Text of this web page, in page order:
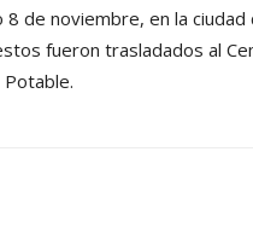
8 de noviembre, en la
fueron trasladados al